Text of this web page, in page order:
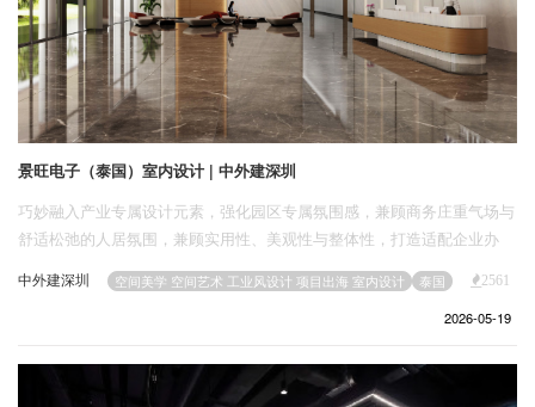
关于我们
联系我们
景旺电子（泰国）室内设计 | 中外建深圳
巧妙融入产业专属设计元素，强化园区专属氛围感，兼顾商务庄重气场与
舒适松弛的人居氛围，兼顾实用性、美观性与整体性，打造适配企业办
公、商务洽谈、日常休闲于一体的现代化高品质产业园区室内空间。
中外建深圳 空间美学 空间艺术 工业风设计 项目出海 室内设计 泰国 2561
2026-05-19